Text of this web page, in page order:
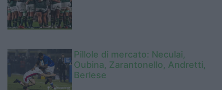
Pillole di mercato: Neculai,
Oubina, Zarantonello, Andretti,
Berlese